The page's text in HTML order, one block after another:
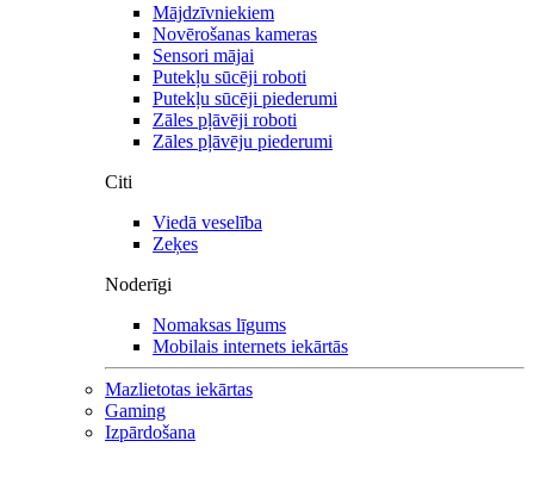
Mājdzīvniekiem
Novērošanas kameras
Sensori mājai
Putekļu sūcēji roboti
Putekļu sūcēji piederumi
Zāles pļāvēji roboti
Zāles pļāvēju piederumi
Citi
Viedā veselība
Zeķes
Noderīgi
Nomaksas līgums
Mobilais internets iekārtās
Mazlietotas iekārtas
Gaming
Izpārdošana